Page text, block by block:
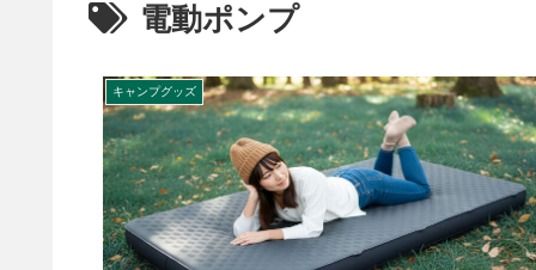
電動ポンプ
キャンプグッズ